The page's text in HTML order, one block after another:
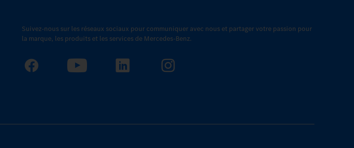
Suivez-nous sur les réseaux sociaux pour communiquer avec nous et partager votre passion pour
la marque, les produits et les services de Mercedes-Benz.